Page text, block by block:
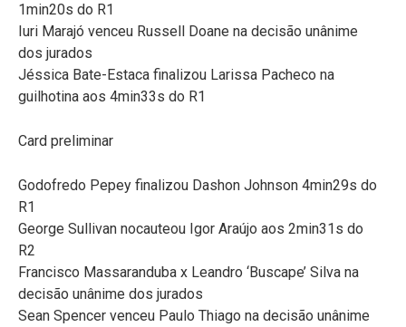
1min20s do R1
Iuri Marajó venceu Russell Doane na decisão unânime
dos jurados
Jéssica Bate-Estaca finalizou Larissa Pacheco na
guilhotina aos 4min33s do R1
Card preliminar
Godofredo Pepey finalizou Dashon Johnson 4min29s do
R1
George Sullivan nocauteou Igor Araújo aos 2min31s do
R2
Francisco Massaranduba x Leandro ‘Buscape’ Silva na
decisão unânime dos jurados
Sean Spencer venceu Paulo Thiago na decisão unânime